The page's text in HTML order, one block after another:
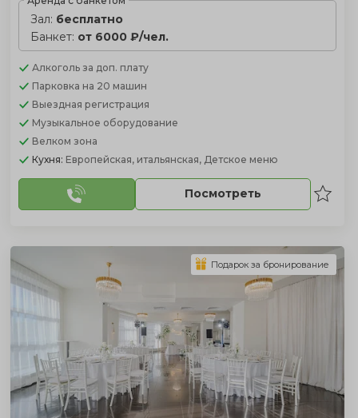
Зал: бесплатно
Банкет: от 6000 ₽/чел.
Алкоголь за доп. плату
Парковка на 20 машин
Выездная регистрация
Музыкальное оборудование
Велком зона
Кухня: Европейская, итальянская, Детское меню
Посмотреть
Подарок за бронирование